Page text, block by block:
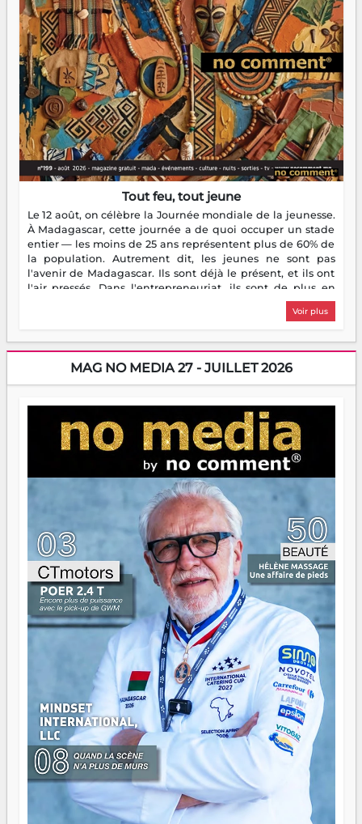
Tout feu, tout jeune
Le 12 août, on célèbre la Journée mondiale de la jeunesse.
À Madagascar, cette journée a de quoi occuper un stade
entier — les moins de 25 ans représentent plus de 60% de
la population. Autrement dit, les jeunes ne sont pas
l'avenir de Madagascar. Ils sont déjà le présent, et ils ont
l'air pressés. Dans l'entrepreneuriat, ils sont de plus en
plus nombreux à se lancer, à créer, à risquer — souvent
sans filet, souvent sans aide, mais toujours avec cette
dorment vraiment la nuit. En culture, les nouvelles sont
encore meilleures. Aina Rasamoelina vient de décrocher le
Prix RFI Instrumental Afrique. Miangaly Elia rafle le Prix
jeunes qui tiennent la torche. Alors oui, on pourrait
s'arrêter là, applaudir et rentrer chez soi satisfait. Mais ce
serait passer à côté d'une chose essentielle. La fougue, ça
brûle fort — et parfois, ça brûle vite. Une flamme sans
direction peut éclairer autant qu'elle peut consumer. C'est
là que les aînés entrent en scène — pas pour reprendre le
gouvernail, mais pour montrer où sont les récifs. Les jeunes
ont la force, les vieux ont l'expérience, comme on dit. Ce
n'est pas un combat de générations — c'est une question
d'équipage. Partagez vos réussites, mais aussi vos échecs.
Surtout vos échecs, d'ailleurs — ils enseignent mieux que
n'importe quel manuel. À Madagascar, la barque avance.
Il faut juste s'assurer que tout le monde rame dans le
même sens.
Voir plus
MAG NO MEDIA 27 - JUILLET 2026